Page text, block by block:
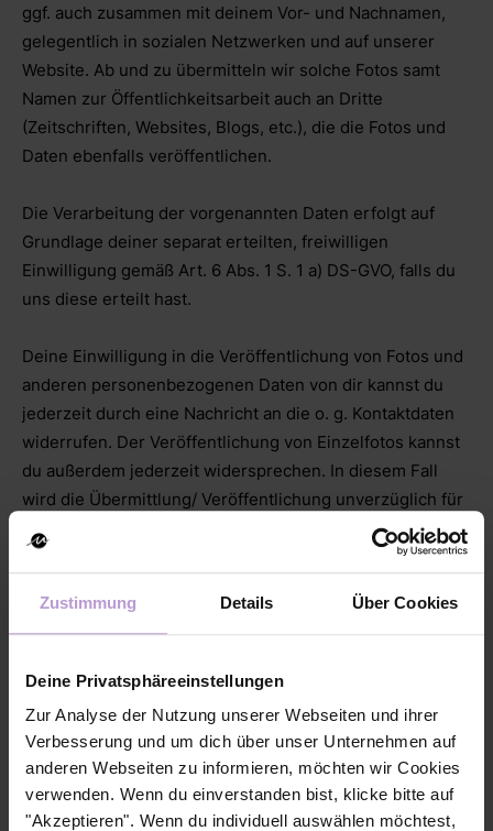
Zustimmung Details Über Cookies
Deine Privatsphäreeinstellungen
Zur Analyse der Nutzung unserer Webseiten und ihrer
Verbesserung und um dich über unser Unternehmen auf
anderen Webseiten zu informieren, möchten wir Cookies
verwenden. Wenn du einverstanden bist, klicke bitte auf
"Akzeptieren". Wenn du individuell auswählen möchtest,
ggf. auch zusammen mit deinem Vor- und Nachnamen,
gelegentlich in sozialen Netzwerken und auf unserer
Website. Ab und zu übermitteln wir solche Fotos samt
Namen zur Öffentlichkeitsarbeit auch an Dritte
(Zeitschriften, Websites, Blogs, etc.), die die Fotos und
Daten ebenfalls veröffentlichen.
Die Verarbeitung der vorgenannten Daten erfolgt auf
Grundlage deiner separat erteilten, freiwilligen
Einwilligung gemäß Art. 6 Abs. 1 S. 1 a) DS-GVO, falls du
uns diese erteilt hast.
Deine Einwilligung in die Veröffentlichung von Fotos und
anderen personenbezogenen Daten von dir kannst du
jederzeit durch eine Nachricht an die o. g. Kontaktdaten
widerrufen. Der Veröffentlichung von Einzelfotos kannst
du außerdem jederzeit widersprechen. In diesem Fall
wird die Übermittlung/ Veröffentlichung unverzüglich für
die Zukunft eingestellt. Dies kann bei Veröffentlichungen
Dritter oder bei Printexemplaren eingeschränkt sein. Auf
Daten werden unverzüglich entfernt.
Cookies sind kleine Textdateien, die auf dem Computer
des Nutzers gespeichert werden und die eine Analyse
der Benutzung der Website durch den Nutzer